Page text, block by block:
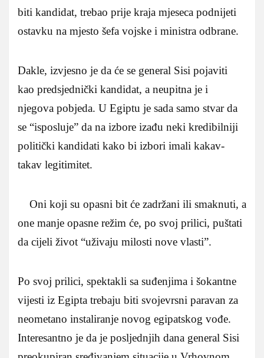
biti kandidat, trebao prije kraja mjeseca podnijeti
ostavku na mjesto šefa vojske i ministra odbrane.
Dakle, izvjesno je da će se general Sisi pojaviti
kao predsjednički kandidat, a neupitna je i
njegova pobjeda. U Egiptu je sada samo stvar da
se “isposluje” da na izbore izađu neki kredibilniji
politički kandidati kako bi izbori imali kakav-
takav legitimitet.
Oni koji su opasni bit će zadržani ili smaknuti, a
one manje opasne režim će, po svoj prilici, puštati
da cijeli život “uživaju milosti nove vlasti”.
Po svoj prilici, spektakli sa suđenjima i šokantne
vijesti iz Egipta trebaju biti svojevrsni paravan za
neometano instaliranje novog egipatskog vođe.
Interesantno je da je posljednjih dana general Sisi